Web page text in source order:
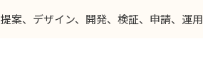
提案、デザイン、開発、検証、申請、運用